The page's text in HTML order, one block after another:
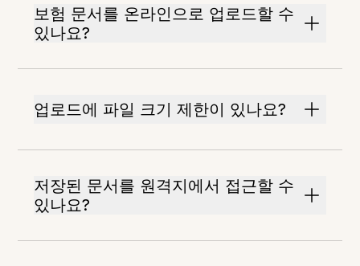
보험 문서를 온라인으로 업로드할 수
있나요?
업로드에 파일 크기 제한이 있나요?
저장된 문서를 원격지에서 접근할 수
있나요?